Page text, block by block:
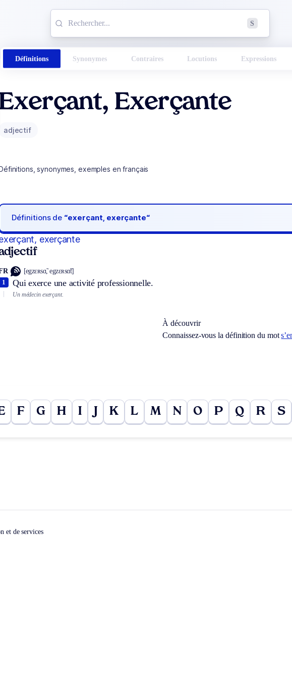
S
Définitions Synonymes Contraires Locutions Expressions
Exerçante
adjectif
synonymes, exemples en français
Définitions de “exerçant, exerçante“
exerçante
[egzɛʀsɑ̃, egzɛʀsɑ̃t]
Qui exerce une activité professionnelle.
1
Un médecin exerçant.
À découvrir
Connaissez-vous la définition du mot
F G H I J K L M N O P Q R S
et de services